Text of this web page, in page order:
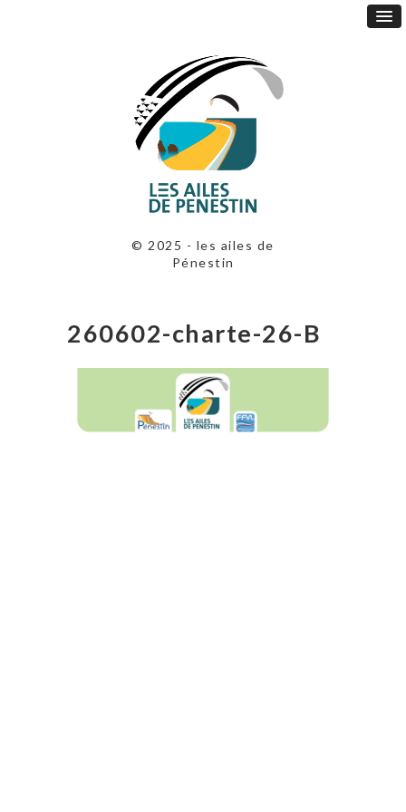
© 2025 - les ailes de
Pénestin
260602-charte-26-B